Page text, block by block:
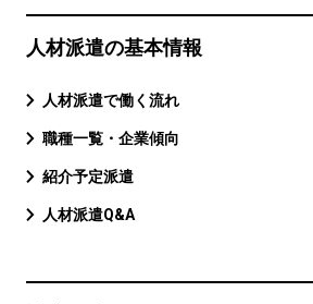
人材派遣の基本情報
人材派遣で働く流れ
職種一覧・企業傾向
紹介予定派遣
人材派遣Q&A